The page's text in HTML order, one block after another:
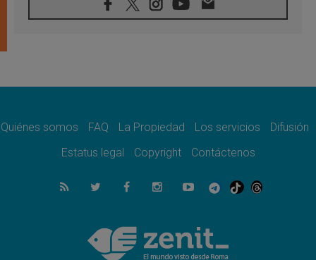
07.08.2026
Tagle: La guerra desfigura el mundo, solo la
como misión al servicio del Evangelio
SIGNIS 2026, dar voz a las religiosas en el
07.08.2026
Lanzan un proyecto de empoderamiento
Programa oficial del Viaje Apostólico del
Papa León XIV a Francia
Quiénes somos FAQ La Propiedad Los servicios
Difusión
Estatus legal
Copyright Contáctenos